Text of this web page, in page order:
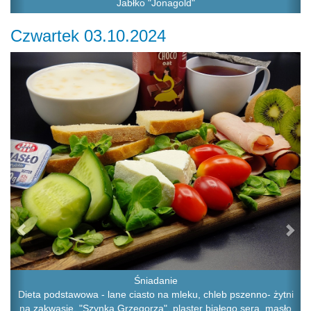
Jabłko "Jonagold"
Czwartek 03.10.2024
Śniadanie
Dieta podstawowa - lane ciasto na mleku, chleb pszenno- żytni
na zakwasie, "Szynka Grzegorza", plaster białego sera, masło
Previous